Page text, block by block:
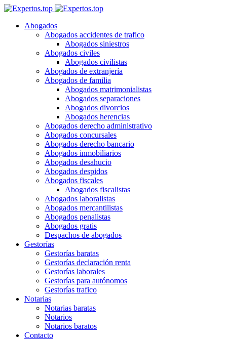
Abogados
Abogados accidentes de trafico
Abogados siniestros
Abogados civiles
Abogados civilistas
Abogados de extranjería
Abogados de familia
Abogados matrimonialistas
Abogados separaciones
Abogados divorcios
Abogados herencias
Abogados derecho administrativo
Abogados concursales
Abogados derecho bancario
Abogados inmobiliarios
Abogados desahucio
Abogados despidos
Abogados fiscales
Abogados fiscalistas
Abogados laboralistas
Abogados mercantilistas
Abogados penalistas
Abogados gratis
Despachos de abogados
Gestorías
Gestorías baratas
Gestorías declaración renta
Gestorías laborales
Gestorías para autónomos
Gestorías trafico
Notarias
Notarias baratas
Notarios
Notarios baratos
Contacto